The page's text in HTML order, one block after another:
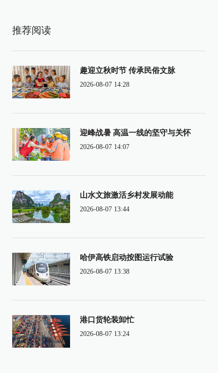
推荐阅读
趣迎立秋时节 传承民俗文脉
2026-08-07 14:28
迎峰战暑 高温一线的坚守与关怀
2026-08-07 14:07
山水文旅激活乡村发展动能
2026-08-07 13:44
哈伊高铁启动按图运行试验
2026-08-07 13:38
港口货轮装卸忙
2026-08-07 13:24